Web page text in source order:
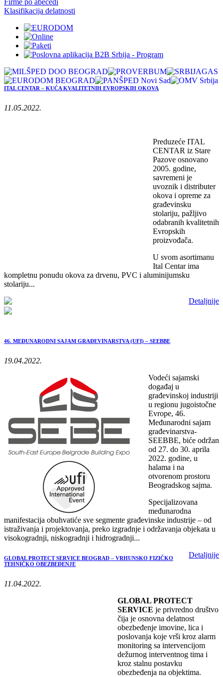
Firme po abecedi
Klasifikacija delatnosti
ITAL CENTAR – KUĆA KVALITETNIH EVROPSKIH OKOVA
11.05.2022.
Preduzeće ITAL
CENTAR iz Stare
Pazove osnovano
2005. godine,
savremeni je
uvoznik i distributer
okova i opreme za
građevinsku
stolariju, pažljivo
odabranih kvalitetnih
Evropskih
proizvođača.
U svom asortimanu
Ital Centar ima
kompletnu ponudu okova za drvenu, PVC i aluminijumsku
stolariju...
Detaljnije
46. MEĐUNARODNI SAJAM GRAĐEVINARSTVA (UFI) – SEEBBE
19.04.2022.
Vodeći sajamski
događaj u
građevinskoj industriji
u regionu jugoistočne
Evrope, 46.
Međunarodni sajam
građevinarstva-
SEEBBE, biće održan
od 27. do 30. aprila
2022. godine, u
halama i na
otvorenom prostoru
Beogradskog sajma.
Specijalizovana
međunarodna
manifestacija obuhvatiće sve segmente građevinske industrije – od
istraživanja i projektovanja, preko izgradnje i održavanja objekata u
visokogradnji, niskogradnji i hidrogradnji...
Detaljnije
GLOBAL PROTECT SERVICE BEOGRAD – VRHUNSKO FIZIČKO
TEHNIČKO OBEZBEĐENJE
11.04.2022.
GLOBAL PROTECT
SERVICE je privredno društvo
čija je osnovna delatnost
obezbeđenje imovine, lica i
poslovanja koje vrši kroz alarm
monitoring sa intervencijom
dežurnog interventnog tima i
kroz stalnu postavku
obezbeđenja na objektima.